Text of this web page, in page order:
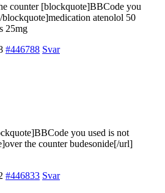
counter [blockquote]BBCode you
atenolol 50
25mg
#446788 Svar
you used is not
the counter budesonide[/url]
#446833 Svar